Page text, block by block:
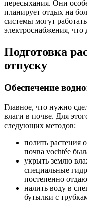
пересыхания. Они
планирует отдых на
системы могут
электроснабжения,
Подготовка
отпуску
Обеспечение
Главное, что нужно
влаги в почве. Для
следующих методов:
полить растения
почва vochtée
укрыть землю
специальные
постепенно
налить воду в
бутылки с